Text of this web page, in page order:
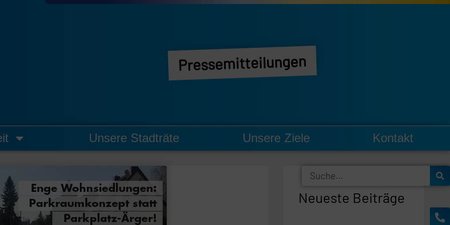
Pressemitteilungen
Unsere Stadträte Unsere Ziele Kontakt
Suche
alt
Neueste Beiträge